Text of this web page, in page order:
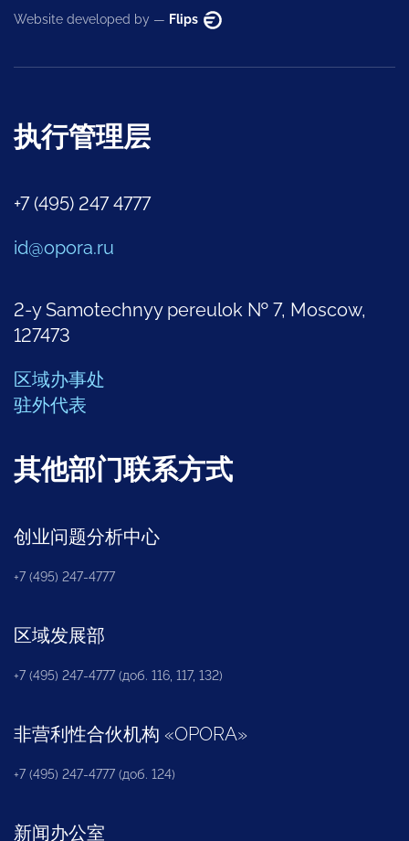
Website developed by — Flips
执行管理层
+7 (495) 247 4777
id@opora.ru
2-y Samotechnyy pereulok № 7, Moscow,
127473
区域办事处
驻外代表
其他部门联系方式
创业问题分析中心
+7 (495) 247-4777
区域发展部
+7 (495) 247-4777 (доб. 116, 117, 132)
非营利性合伙机构 «OPORA»
+7 (495) 247-4777 (доб. 124)
新闻办公室